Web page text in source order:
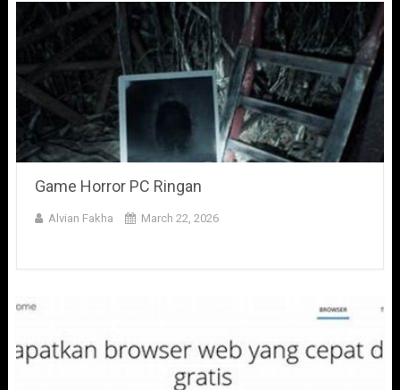
Game Horror PC Ringan
Alvian Fakha March 22, 2026